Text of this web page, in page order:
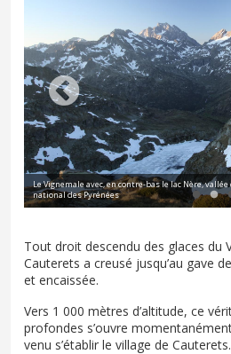
Le Vignemale avec, en contre-bas le lac Nère, vallée
national des Pyrénées
Tout droit descendu des glaces du
Cauterets a creusé jusqu’au gave
et encaissée.
Vers 1 000 mètres d’altitude, ce
profondes s’ouvre
venu s’établir le village de Cauterets.